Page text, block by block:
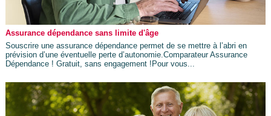
Assurance dépendance sans limite d'âge
Souscrire une assurance dépendance permet de se mettre à l’abri en
prévision d’une éventuelle perte d’autonomie.Comparateur Assurance
Dépendance ! Gratuit, sans engagement !Pour vous...